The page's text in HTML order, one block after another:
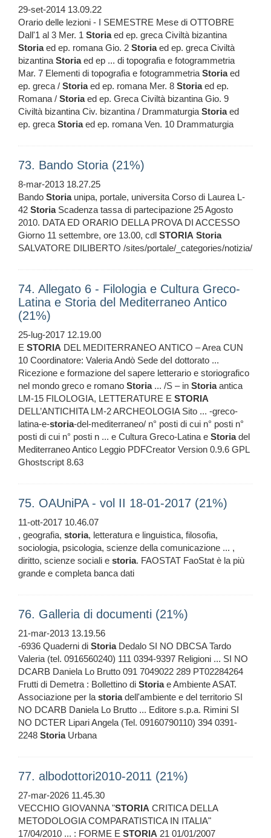
29-set-2014 13.09.22
Orario delle lezioni - I SEMESTRE Mese di OTTOBRE
Dall'1 al 3 Mer. 1 Storiaed ep. greca Civiltà bizantina
Storiaed ep. romana Gio. 2 Storiaed ep. greca Civiltà
bizantinaStoriaed ep ... di topografia e fotogrammetria
Mar. 7 Elementi di topografia e fotogrammetriaStoriaed
ep. greca / Storiaed ep. romana Mer. 8 Storiaed ep.
Romana / Storiaed ep. Greca Civiltà bizantina Gio. 9
Civiltà bizantina Civ. bizantina / DrammaturgiaStoriaed
ep. grecaStoriaed ep. romana Ven. 10 Drammaturgia
73. Bando Storia (21%)
8-mar-2013 18.27.25
Bando Storiaunipa, portale, universita Corso di Laurea L-
42 StoriaScadenza tassa di partecipazione 25 Agosto
2010. DATA ED ORARIO DELLA PROVA DI ACCESSO
Giorno 11 settembre, ore 13.00, cdl STORIA Storia
SALVATORE DILIBERTO /sites/portale/_categories/notizia/
74. Allegato 6 - Filologia e Cultura Greco-
Latina e Storia del Mediterraneo Antico
(21%)
25-lug-2017 12.19.00
E STORIA DEL MEDITERRANEO ANTICO – Area CUN
10 Coordinatore: Valeria Andò Sede deI dottorato ...
Ricezione e formazione del sapere letterario e storiografico
nel mondo greco e romano Storia... /S – in Storiaantica
LM-15 FILOLOGIA, LETTERATURE E STORIA
DELL’ANTICHITA LM-2 ARCHEOLOGIA Sito ... -greco-
latina-e-storia-del-mediterraneo/ n° posti di cui n° posti n°
posti di cui n° posti n ... e Cultura Greco-Latina e Storiadel
Mediterraneo Antico Leggio PDFCreator Version 0.9.6 GPL
Ghostscript 8.63
75. OAUniPA - vol II 18-01-2017 (21%)
11-ott-2017 10.46.07
, geografia, storia, letteratura e linguistica, filosofia,
sociologia, psicologia, scienze della comunicazione ... ,
diritto, scienze sociali e storia. FAOSTAT FaoStat è la più
grande e completa banca dati
76. Galleria di documenti (21%)
21-mar-2013 13.19.56
-6936 Quaderni di StoriaDedalo SI NO DBCSA Tardo
Valeria (tel. 0916560240) 111 0394-9397 Religioni ... SI NO
DCARB Daniela Lo Brutto 091 7049022 289 PT02284264
Frutti di Demetra : Bollettino di Storiae Ambiente ASAT.
Associazione per lastoriadell'ambiente e del territorio SI
NO DCARB Daniela Lo Brutto ... Editore s.p.a. Rimini SI
NO DCTER Lipari Angela (Tel. 09160790110) 394 0391-
2248 StoriaUrbana
77. albodottori2010-2011 (21%)
27-mar-2026 11.45.30
VECCHIO GIOVANNA "STORIA CRITICA DELLA
METODOLOGIA COMPARATISTICA IN ITALIA"
17/04/2010 ... : FORME E STORIA 21 01/01/2007